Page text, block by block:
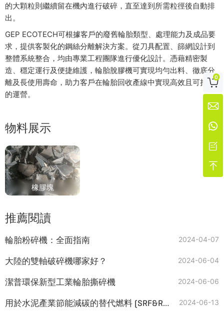
的大顆粒則繼續留在機內進行破碎，直至達到所需粒徑後自動排
出。
GEP ECOTECH可根據客戶的廢舊輪胎類型、處理能力及成品要
求，提供客製化的鋼絲分離解決方案。從刀具配置、篩網設計到
整體系統整合，均由專業工程團隊進行優化設計。憑藉精密製
造、穩定運行及便捷維護，輪胎脫膠機可實現均勻出料、徹底分
離及長使用壽命，助力客戶在輪胎回收產線中實現高效且可持續
的運營。
物料展示
橡膠塊
推薦閱讀
輪胎粉碎機：全面指南 2024-04-07
大陸的雙軸破碎機哪家好？ 2024-06-04
潔普環保新型工業輪胎撕碎機 2024-06-06
用於水泥產業節能減碳的替代燃料 (SRF&RDF) 2024-06-13

0



